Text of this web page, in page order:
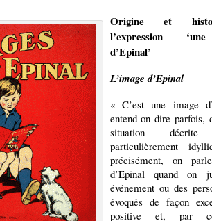
Origine et
l’expression
d’Epinal’
L’image d’Epinal
« C’est une image
entend-on dire parfois,
situation décrite
particulièrement
précisément, on
d’Epinal quand on
événement ou des
évoqués de façon
positive et, par